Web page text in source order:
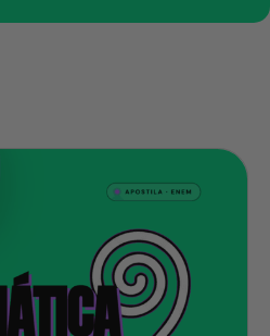
dos dados
no
verdadeira ou falsa,